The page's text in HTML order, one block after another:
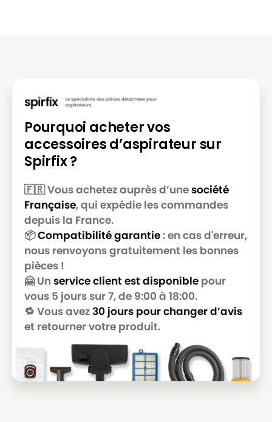
Pourquoi acheter vos
accessoires d’aspirateur sur
Spirfix ?
🇫🇷 Vous achetez auprès d’unesociété
Française, qui expédie les commandes
depuis la France.
📦Compatibilité garantie: en cas d'erreur,
nous renvoyons gratuitement les bonnes
pièces !
🤗 Un service client est disponible pour
vous 5 jours sur 7, de 9:00 à 18:00.
🔁 Vous avez30 jours pour changer d’avis
et retourner votre produit.